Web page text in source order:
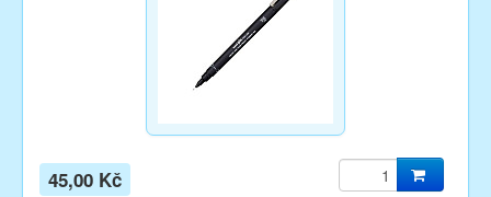
45,00 Kč